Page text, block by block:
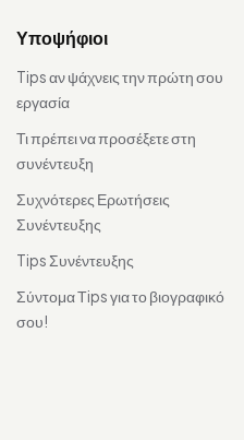
Υποψήφιοι
Tips αν ψάχνεις την πρώτη σου
εργασία
Τι πρέπει να προσέξετε στη
συνέντευξη
Συχνότερες Ερωτήσεις
Συνέντευξης
Tips Συνέντευξης
Σύντομα Τips για το βιογραφικό
σου!